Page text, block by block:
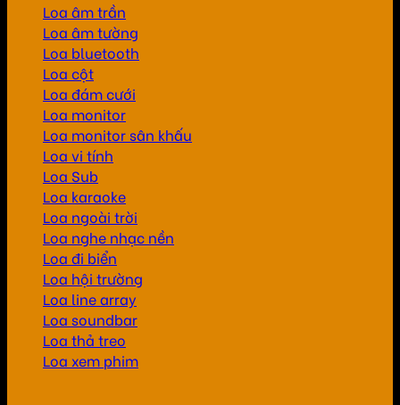
Loa âm trần
Loa âm tường
Loa bluetooth
Loa cột
Loa đám cưới
Loa monitor
Loa monitor sân khấu
Loa vi tính
Loa Sub
Loa karaoke
Loa ngoài trời
Loa nghe nhạc nền
Loa đi biển
Loa hội trường
Loa line array
Loa soundbar
Loa thả treo
Loa xem phim